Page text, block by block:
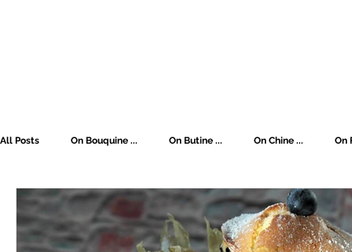
All Posts On Bouquine ... On Butine ... On Chine ... On
On Rêve [Wishlist] ... On Soigne ... On s'Oxygène ...